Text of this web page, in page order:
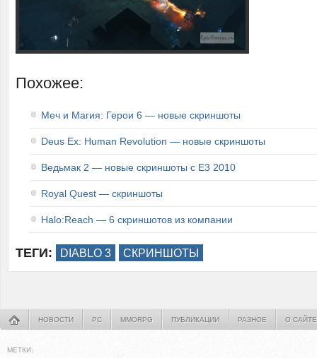
Похожее:
Меч и Магия: Герои 6 — новые скриншоты
Deus Ex: Human Revolution — новые скриншоты
Ведьмак 2 — новые скриншоты с E3 2010
Royal Quest — скриншоты
Halo:Reach — 6 скриншотов из компании
ТЕГИ: DIABLO 3 СКРИНШОТЫ
НОВОСТИ PC MMORPG ПУБЛИКАЦИИ РАЗНОЕ О САЙТЕ
МЕТКИ: